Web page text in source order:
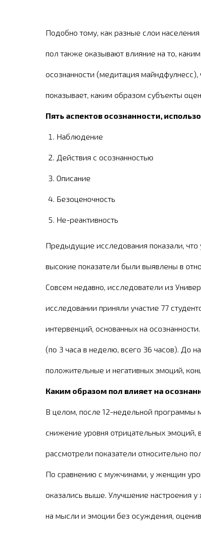
Подобно тому, как разные слои
пол также оказывают влияние на то,
осознанности (медитация
показывает, каким образом субъекты
Пять аспектов осознанности,
Наблюдение
Действия с осознанностью
Описание
Безоценочность
Не-реактивность
Предыдущие исследования показали, что
высокие показатели были выявлены в
Совсем недавно, исследователи из
исследовании приняли участие 77
интервенций, основанных на
(по 3 часа в неделю, всего 36 часов). До
положительные и негативных эмоций,
Каким образом пол влияет на
В целом, после 12-недельной программы
снижение уровня отрицательных эмоций,
рассмотрели показатели относительно
По сравнению с мужчинами, у женщин
оказались выше. Улучшение настроения
на мысли и эмоции без осуждения,